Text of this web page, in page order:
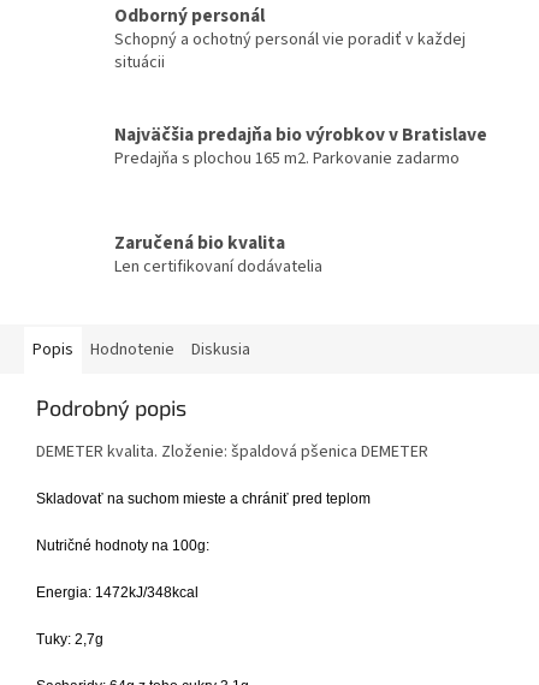
Odborný personál
Schopný a ochotný personál vie poradiť v každej
situácii
Najväčšia predajňa bio výrobkov v Bratislave
Predajňa s plochou 165 m2. Parkovanie zadarmo
Zaručená bio kvalita
Len certifikovaní dodávatelia
Popis Hodnotenie Diskusia
Podrobný popis
DEMETER kvalita. Zloženie: špaldová pšenica DEMETER
Skladovať na suchom mieste a chrániť pred teplom
Nutričné hodnoty na 100g:
Energia: 1472kJ/348kcal
Tuky: 2,7g